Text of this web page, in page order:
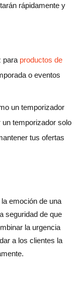
rápidamente y
para productos de
o eventos
un temporizador
temporizador solo
tus ofertas
emoción de una
seguridad de que
la urgencia
a los clientes la